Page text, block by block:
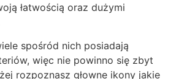
łatwością oraz dużymi
spośród nich posiadają
więc nie powinno się zbyt
rozpoznasz głowne ikony jakie